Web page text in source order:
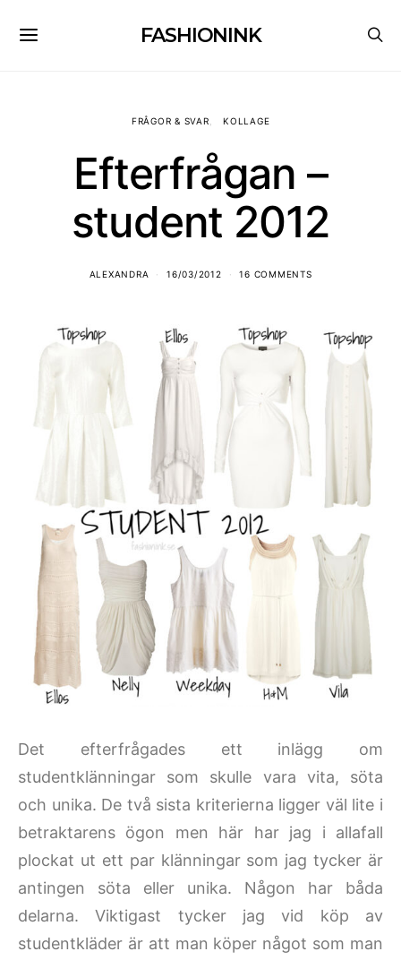
FASHIONINK
FRÅGOR & SVAR KOLLAGE
Efterfrågan –
student 2012
ALEXANDRA 16/03/2012 16 COMMENTS
Det efterfrågades ett inlägg om
studentklänningar som skulle vara vita, söta
och unika. De två sista kriterierna ligger väl lite i
betraktarens ögon men här har jag i allafall
plockat ut ett par klänningar som jag tycker är
antingen söta eller unika. Någon har båda
delarna. Viktigast tycker jag vid köp av
studentkläder är att man köper något som man